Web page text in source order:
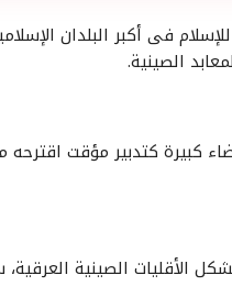
فى أكبر البلدان
الصينية.
كبيرة كتدبير مؤقت
الأقليات الصينية